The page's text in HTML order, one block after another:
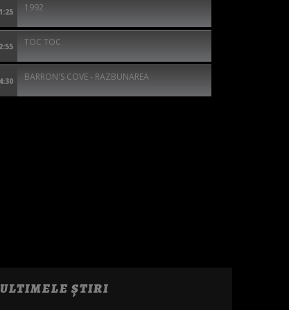
1992
TOC TOC
BARRON'S COVE - RAZBUNAREA
ULTIMELE ȘTIRI